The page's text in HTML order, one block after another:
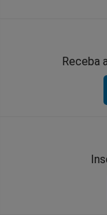
Receba